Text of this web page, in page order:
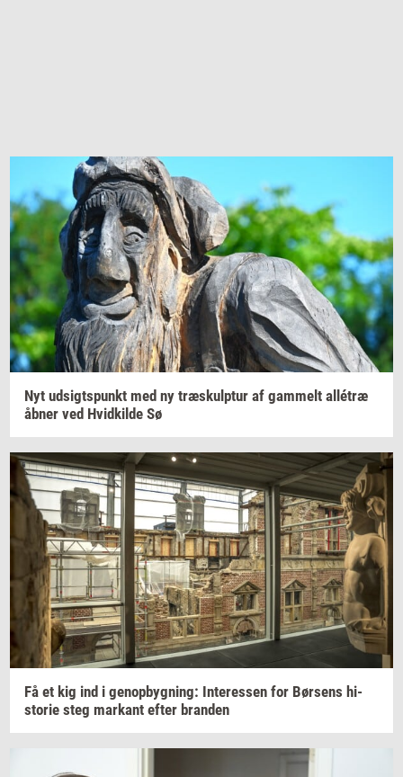
Nyt ud­sigts­punkt med ny træskul­p­tur af gam­melt allétræ
åbner ved Hvid­kil­de Sø
Få et kig ind i genop­byg­ning: In­ter­es­sen for Bør­sens hi­
sto­rie steg mar­kant efter bran­den